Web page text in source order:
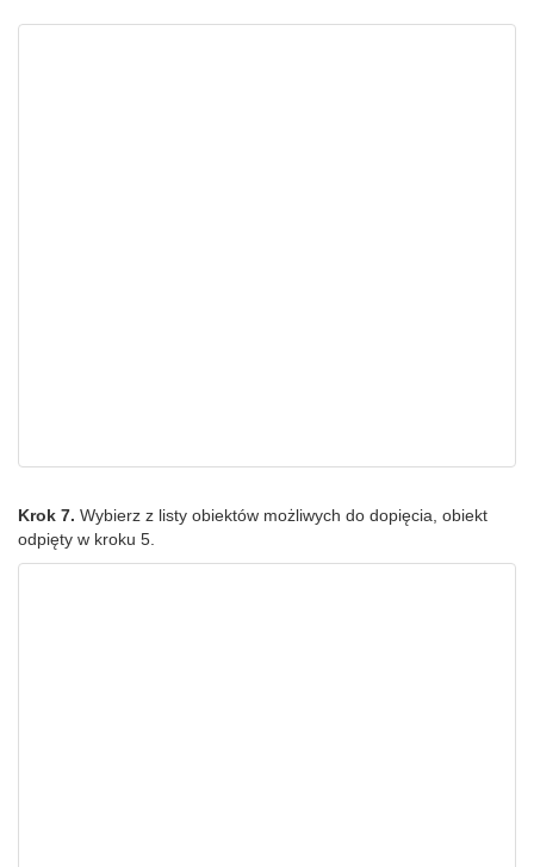
Krok 7. Wybierz z listy obiektów możliwych do dopięcia, obiekt
odpięty w kroku 5.